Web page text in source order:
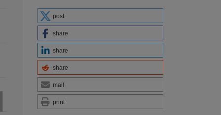
post
share
share
share
mail
print